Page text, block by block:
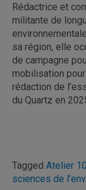
Rédactrice et
militante de
sa région, elle
de campagne
mobilisation
rédaction de
du Quartz en
Tagged Atelier 10
sciences de